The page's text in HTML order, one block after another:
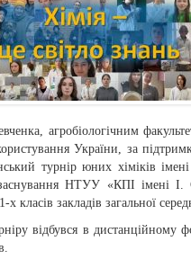
агробіологічним
України, за
турнір юних хіміків
НТУУ «КПІ імені І.
х класів закладів загальної
відбувся в дистанційному